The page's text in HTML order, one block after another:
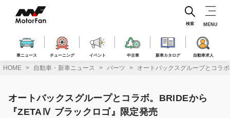
ス
車ニュース チューニング イベント 中古車 新車カタログ 自動車求人
検索 MENU
HOME 自動車・新車ニュース パーツ オートバックスグループとコラ
オートバックスグループとコラボ。BRIDEから
『ZETAⅣ ブラックロゴ』限定発売